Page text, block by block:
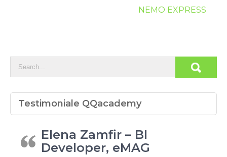
NEMO EXPRESS
Testimoniale QQacademy
Elena Zamfir – BI
Developer, eMAG